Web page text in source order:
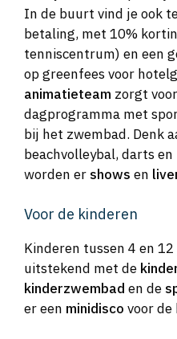
In de buurt vind je ook
betaling, met 10%
tenniscentrum) en een
op greenfees voor
animatieteam zorgt
dagprogramma met
bij het zwembad. Denk
beachvolleybal, darts en
worden er shows en
Voor de kinderen
Kinderen tussen 4 en
uitstekend met de
kinderzwembad en de
er een minidisco voor de